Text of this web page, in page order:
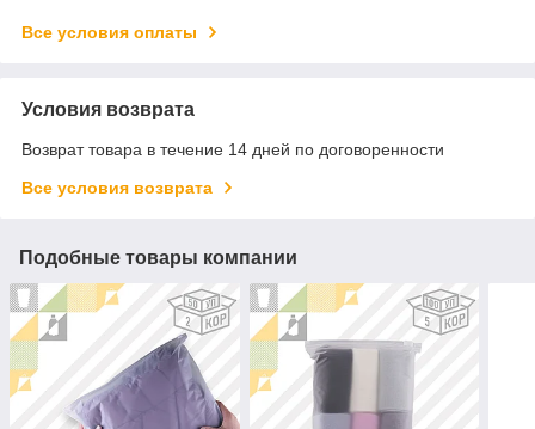
Все условия оплаты
Условия возврата
Возврат товара в течение 14 дней по договоренности
Все условия возврата
Подобные товары компании